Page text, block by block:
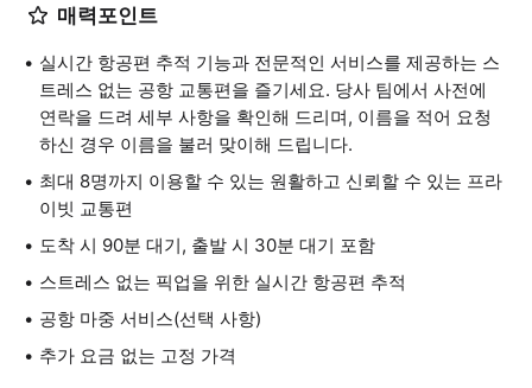
매력포인트
실시간 항공편 추적 기능과 전문적인 서비스를 제공하는 스
트레스 없는 공항 교통편을 즐기세요. 당사 팀에서 사전에
연락을 드려 세부 사항을 확인해 드리며, 이름을 적어 요청
하신 경우 이름을 불러 맞이해 드립니다.
최대 8명까지 이용할 수 있는 원활하고 신뢰할 수 있는 프라
이빗 교통편
도착 시 90분 대기, 출발 시 30분 대기 포함
스트레스 없는 픽업을 위한 실시간 항공편 추적
공항 마중 서비스(선택 사항)
추가 요금 없는 고정 가격